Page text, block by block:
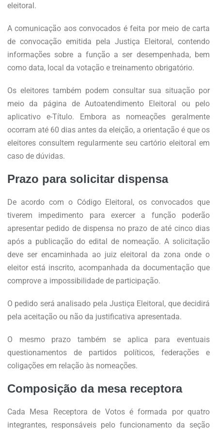
eleitoral.
A comunicação aos convocados é feita por meio de carta
de convocação emitida pela Justiça Eleitoral, contendo
informações sobre a função a ser desempenhada, bem
como data, local da votação e treinamento obrigatório.
Os eleitores também podem consultar sua situação por
meio da página de Autoatendimento Eleitoral ou pelo
aplicativo e-Título. Embora as nomeações geralmente
ocorram até 60 dias antes da eleição, a orientação é que os
eleitores consultem regularmente seu cartório eleitoral em
caso de dúvidas.
Prazo para solicitar dispensa
De acordo com o Código Eleitoral, os convocados que
tiverem impedimento para exercer a função poderão
apresentar pedido de dispensa no prazo de até cinco dias
após a publicação do edital de nomeação. A solicitação
deve ser encaminhada ao juiz eleitoral da zona onde o
eleitor está inscrito, acompanhada da documentação que
comprove a impossibilidade de participação.
O pedido será analisado pela Justiça Eleitoral, que decidirá
pela aceitação ou não da justificativa apresentada.
O mesmo prazo também se aplica para eventuais
questionamentos de partidos políticos, federações e
coligações em relação às nomeações.
Composição da mesa receptora
Cada Mesa Receptora de Votos é formada por quatro
integrantes, responsáveis pelo funcionamento da seção